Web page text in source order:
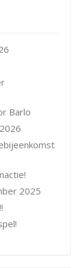
Barlo
2025